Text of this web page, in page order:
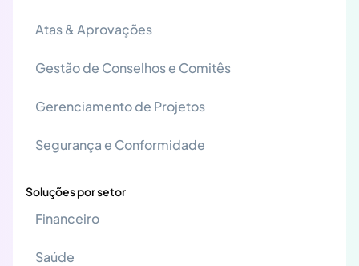
Atas & Aprovações
Gestão de Conselhos e Comitês
Gerenciamento de Projetos
Segurança e Conformidade
Soluções por setor
Financeiro
Saúde